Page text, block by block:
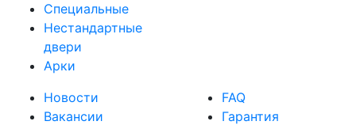
Специальные
Нестандартные
двери
Арки
Новости
Вакансии
FAQ
Гарантия